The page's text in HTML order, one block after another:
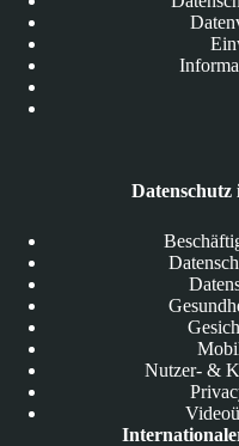
Datenschutz
Nutzer- &